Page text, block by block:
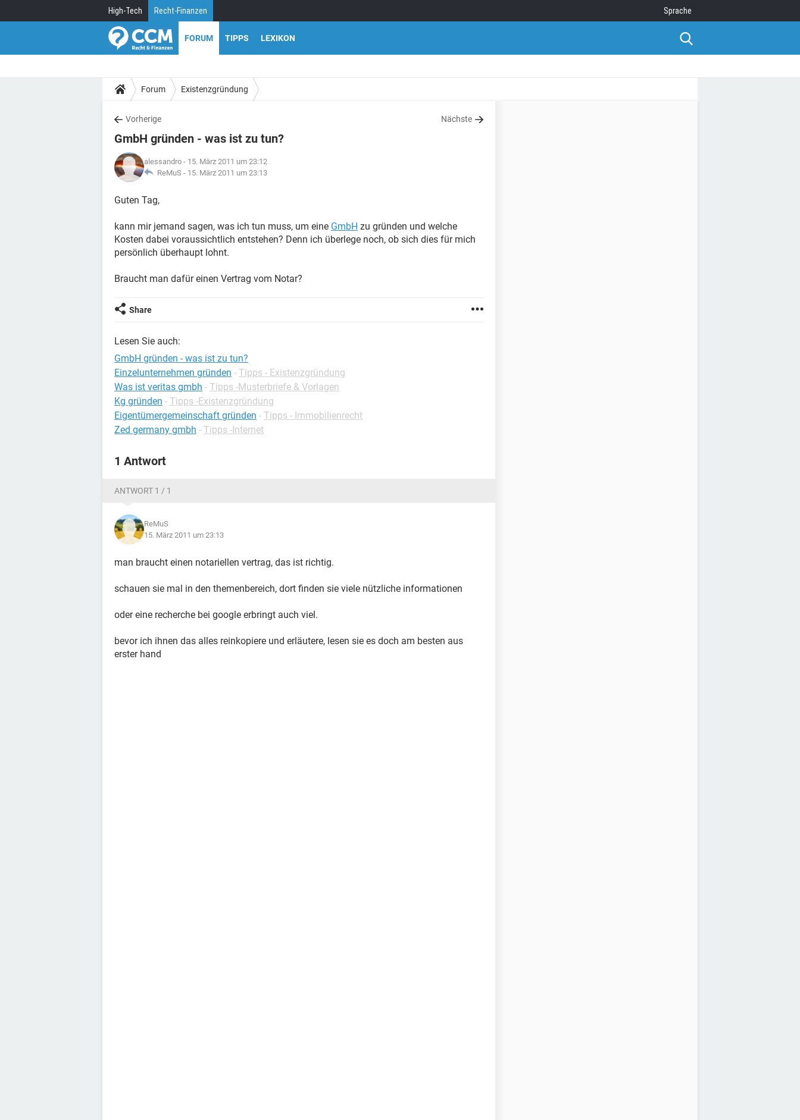
High-Tech Recht-Finanzen Sprache
FORUM TIPPS LEXIKON
Forum Existenzgründung
Vorherige Nächste
GmbH gründen - was ist zu tun?
alessandro - 15. März 2011 um 23:12
ReMuS - 15. März 2011 um 23:13
Guten Tag,
kann mir jemand sagen, was ich tun muss, um eine GmbH zu gründen und welche
Kosten dabei voraussichtlich entstehen? Denn ich überlege noch, ob sich dies für mich
persönlich überhaupt lohnt.
Braucht man dafür einen Vertrag vom Notar?
Share
Lesen Sie auch:
GmbH gründen - was ist zu tun?
Einzelunternehmen gründen - Tipps - Existenzgründung
Was ist veritas gmbh - Tipps -Musterbriefe & Vorlagen
Kg gründen - Tipps -Existenzgründung
Eigentümergemeinschaft gründen - Tipps - Immobilienrecht
Zed germany gmbh - Tipps -Internet
1 Antwort
ANTWORT 1 / 1
ReMuS
15. März 2011 um 23:13
man braucht einen notariellen vertrag, das ist richtig.
schauen sie mal in den themenbereich, dort finden sie viele nützliche informationen
oder eine recherche bei google erbringt auch viel.
bevor ich ihnen das alles reinkopiere und erläutere, lesen sie es doch am besten aus
erster hand